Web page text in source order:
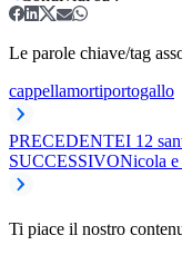
Le parole chiave/tag
cappellamortiportogallo
PRECEDENTEI 12
SUCCESSIVONicola
Ti piace il nostro